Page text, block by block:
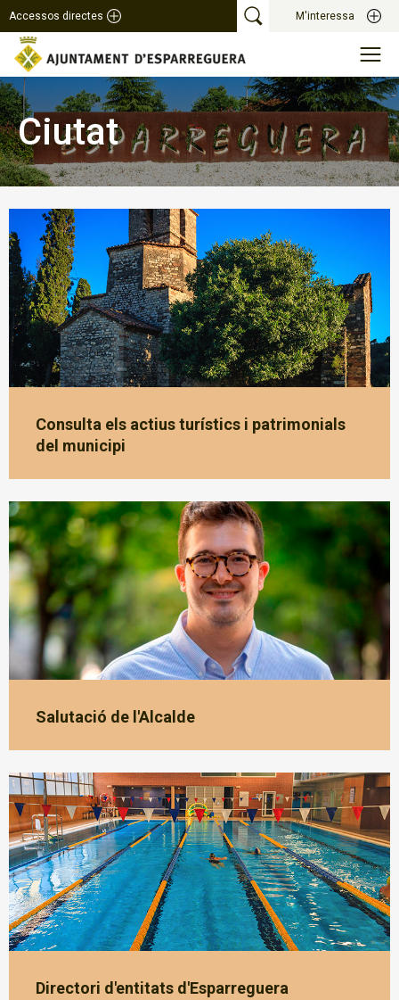
Accessos directes M'interessa
Ciutat
Consulta els actius turístics i patrimonials
del municipi
Salutació de l'Alcalde
Directori d'entitats d'Esparreguera